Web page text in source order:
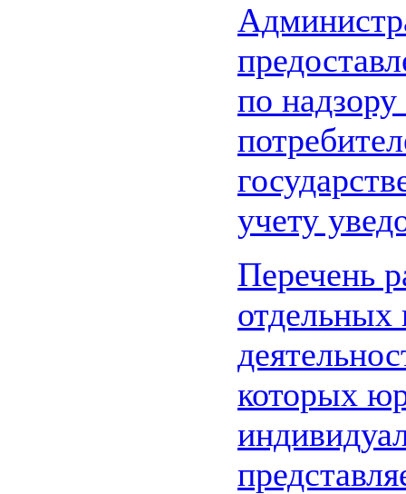
по
учету
Перечень
отдельных
которых